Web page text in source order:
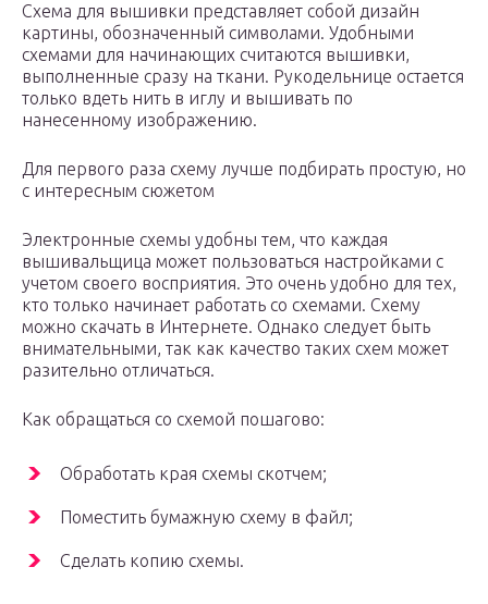
Схема для вышивки представляет собой дизайн
картины, обозначенный символами. Удобными
схемами для начинающих считаются вышивки,
выполненные сразу на ткани. Рукодельнице остается
только вдеть нить в иглу и вышивать по
нанесенному изображению.
Для первого раза схему лучше подбирать простую, но
с интересным сюжетом
Электронные схемы удобны тем, что каждая
вышивальщица может пользоваться настройками с
учетом своего восприятия. Это очень удобно для тех,
кто только начинает работать со схемами. Схему
можно скачать в Интернете. Однако следует быть
внимательными, так как качество таких схем может
разительно отличаться.
Как обращаться со схемой пошагово:
Обработать края схемы скотчем;
Поместить бумажную схему в файл;
Сделать копию схемы.